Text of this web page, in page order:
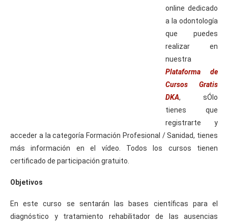
online dedicado
a la odontología
que puedes
realizar en
nuestra
Plataforma de
Cursos Gratis
DKA, sÓlo
tienes que
registrarte y
acceder a la categoría Formación Profesional / Sanidad, tienes
más información en el vídeo. Todos los cursos tienen
certificado de participación gratuito.
Objetivos
En este curso se sentarán las bases científicas para el
diagnóstico y tratamiento rehabilitador de las ausencias